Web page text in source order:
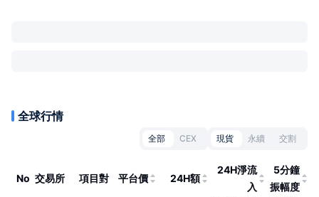
全球行情
全部 CEX 現貨 永續 交割
No 交易所 項目對 平台價 24H額
24H淨流
入
5分鐘
振幅度